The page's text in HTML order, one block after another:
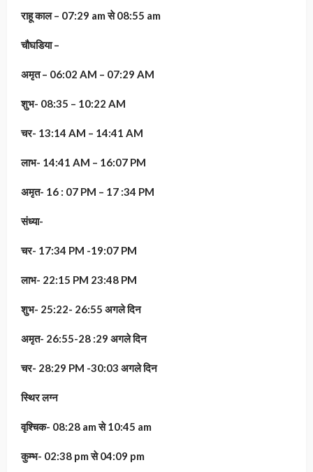
राहू काल – 07:29 am से 08:55 am
चौघडिया –
अमृत – 06:02 AM – 07:29 AM
शुभ- 08:35 – 10:22 AM
चर- 13:14 AM – 14:41 AM
लाभ- 14:41 AM – 16:07 PM
अमृत- 16 : 07 PM – 17 :34 PM
संध्या-
चर- 17:34 PM -19:07 PM
लाभ- 22:15 PM 23:48 PM
शुभ- 25:22- 26:55 अगले दिन
अमृत- 26:55-28 :29 अगले दिन
चर- 28:29 PM -30:03 अगले दिन
स्थिर लग्न
वृश्चिक- 08:28 am से 10:45 am
कुम्भ- 02:38 pm से 04:09 pm